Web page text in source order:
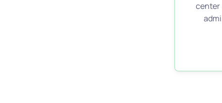
center